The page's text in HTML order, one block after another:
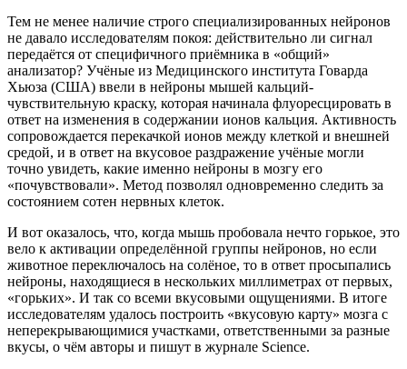
Тем не менее наличие строго специализированных нейронов
не давало исследователям покоя: действительно ли сигнал
передаётся от специфичного приёмника в «общий»
анализатор? Учёные из Медицинского института Говарда
Хьюза (США) ввели в нейроны мышей кальций-
чувствительную краску, которая начинала флуоресцировать в
ответ на изменения в содержании ионов кальция. Активность
сопровождается перекачкой ионов между клеткой и внешней
средой, и в ответ на вкусовое раздражение учёные могли
точно увидеть, какие именно нейроны в мозгу его
«почувствовали». Метод позволял одновременно следить за
состоянием сотен нервных клеток.
И вот оказалось, что, когда мышь пробовала нечто горькое, это
вело к активации определённой группы нейронов, но если
животное переключалось на солёное, то в ответ просыпались
нейроны, находящиеся в нескольких миллиметрах от первых,
«горьких». И так со всеми вкусовыми ощущениями. В итоге
исследователям удалось построить «вкусовую карту» мозга с
неперекрывающимися участками, ответственными за разные
вкусы, о чём авторы и пишут в журнале Science.